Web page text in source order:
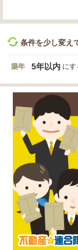
条件を少し変え
築年 5年以内 にす